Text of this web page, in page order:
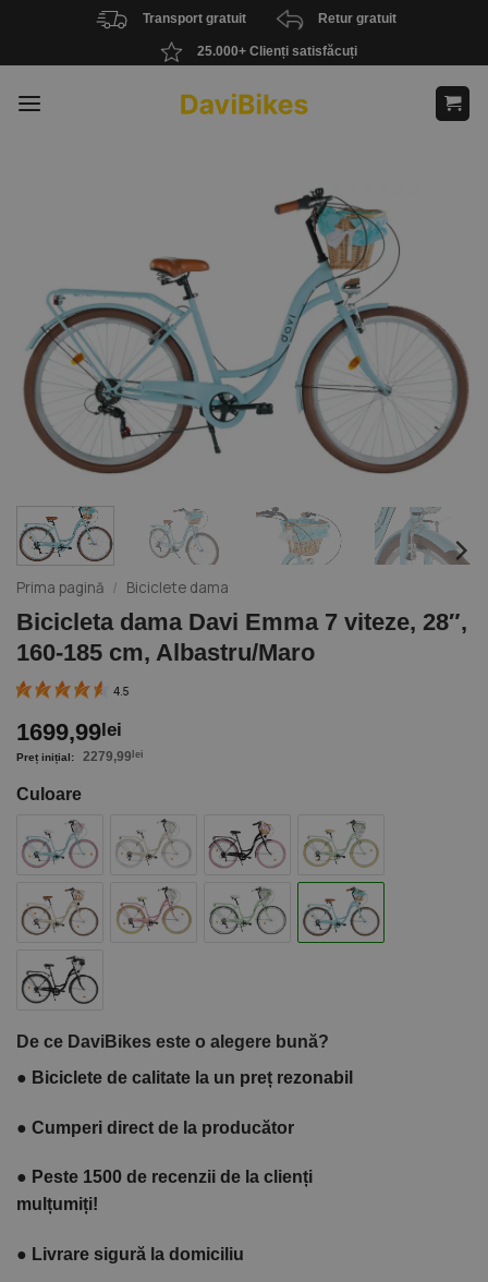
content
Transport gratuit Retur gratuit
25.000+ Clienți satisfăcuți
Prima pagină / Biciclete dama
Bicicleta dama Davi Emma 7 viteze, 28″,
160-185 cm, Albastru/Maro
4.5
1699,99lei
2279,99 lei
Culoare
De ce DaviBikes este o alegere bună?
● Biciclete de calitate la un preț rezonabil
● Cumperi direct de la producător
● Peste 1500 de recenzii de la clienți
mulțumiți!
● Livrare sigură la domiciliu